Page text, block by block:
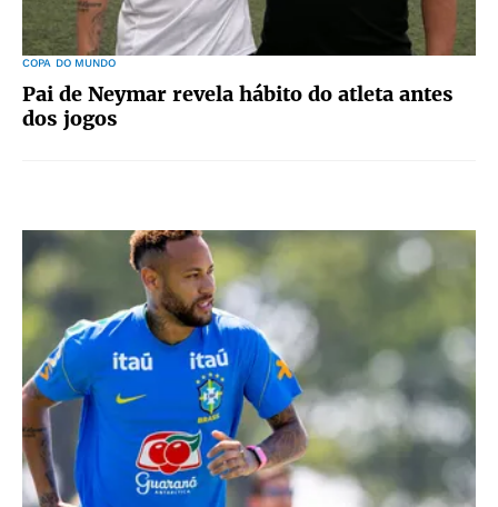
COPA DO MUNDO
Pai de Neymar revela hábito do atleta antes
dos jogos